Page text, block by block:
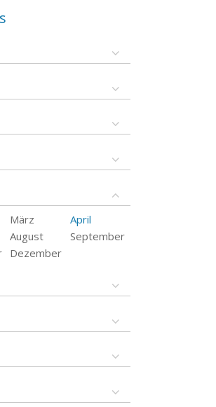
März
April
August
September
Dezember